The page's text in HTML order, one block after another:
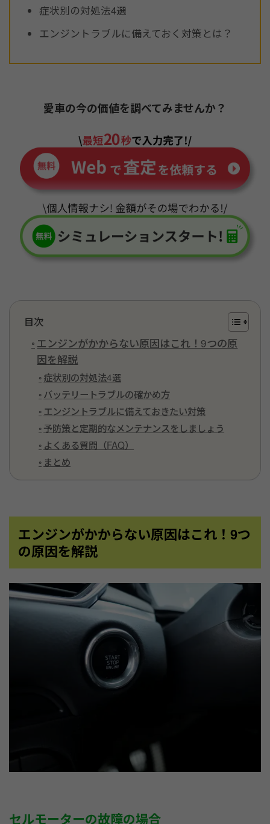
症状別の対処法4選
エンジントラブルに備えておく対策とは？
愛車の今の価値を調べてみませんか？
目次
エンジンがかからない原因はこれ！9つの原
因を解説
症状別の対処法4選
バッテリートラブルの確かめ方
エンジントラブルに備えておきたい対策
予防策と定期的なメンテナンスをしましょう
よくある質問（FAQ）
まとめ
エンジンがかからない原因はこれ！9つ
の原因を解説
セルモーターの故障の場合